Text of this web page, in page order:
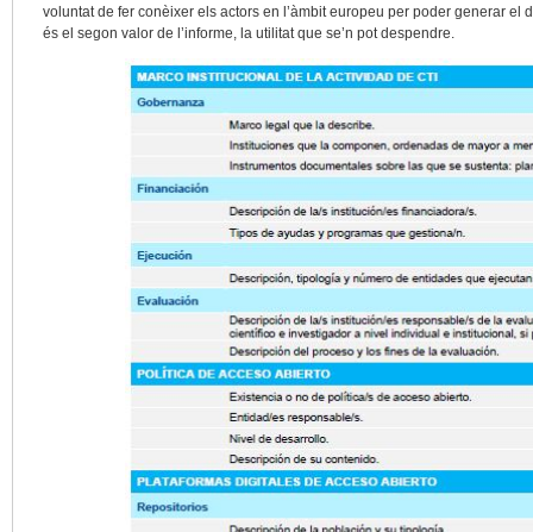
voluntat de fer conèixer els actors en l’àmbit europeu per poder generar el
és el segon valor de l’informe, la utilitat que se’n pot despendre.